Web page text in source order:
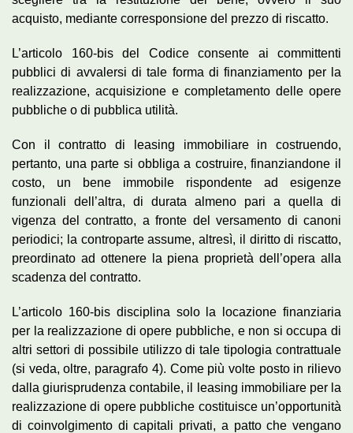
acquisto, mediante corresponsione del prezzo di riscatto.
L’articolo 160-bis del Codice consente ai committenti
pubblici di avvalersi di tale forma di finanziamento per la
realizzazione, acquisizione e completamento delle opere
pubbliche o di pubblica utilità.
Con il contratto di leasing immobiliare in costruendo,
pertanto, una parte si obbliga a costruire, finanziandone il
costo, un bene immobile rispondente ad esigenze
funzionali dell’altra, di durata almeno pari a quella di
vigenza del contratto, a fronte del versamento di canoni
periodici; la controparte assume, altresì, il diritto di riscatto,
preordinato ad ottenere la piena proprietà dell’opera alla
scadenza del contratto.
L’articolo 160-bis disciplina solo la locazione finanziaria
per la realizzazione di opere pubbliche, e non si occupa di
altri settori di possibile utilizzo di tale tipologia contrattuale
(si veda, oltre, paragrafo 4). Come più volte posto in rilievo
dalla giurisprudenza contabile, il leasing immobiliare per la
realizzazione di opere pubbliche costituisce un’opportunità
di coinvolgimento di capitali privati, a patto che vengano